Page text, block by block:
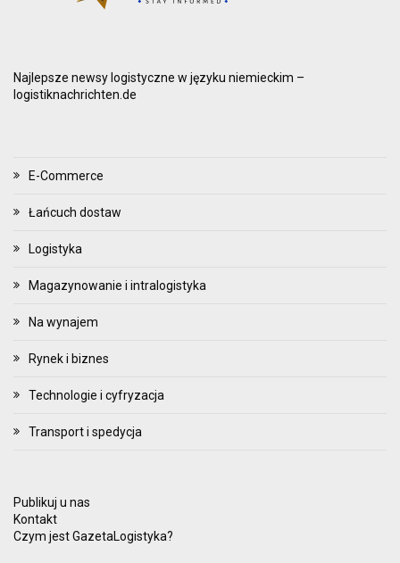
Najlepsze newsy logistyczne w języku niemieckim –
logistiknachrichten.de
E-Commerce
Łańcuch dostaw
Logistyka
Magazynowanie i intralogistyka
Na wynajem
Rynek i biznes
Technologie i cyfryzacja
Transport i spedycja
Publikuj u nas
Kontakt
Czym jest GazetaLogistyka?